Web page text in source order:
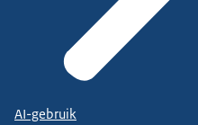
AI-gebruik